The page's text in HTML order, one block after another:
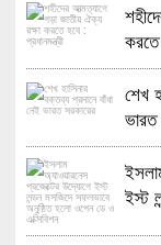
করতে
শেখ
ইস্ট